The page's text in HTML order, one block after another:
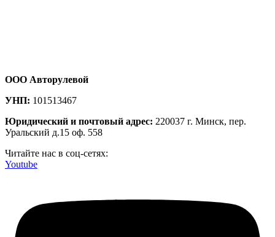
ООО Авторулевой
УНП: 101513467
Юридический и почтовый адрес: 220037 г. Минск, пер.
Уральский д.15 оф. 558
Читайте нас в соц-сетях:
Youtube